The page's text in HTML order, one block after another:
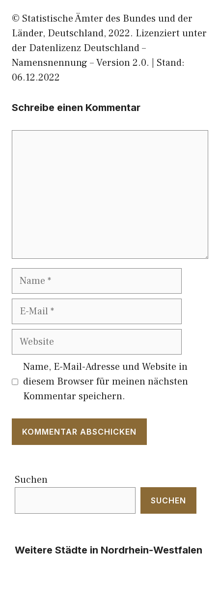
© Statistische Ämter des Bundes und der
Länder, Deutschland, 2022. Lizenziert unter
der Datenlizenz Deutschland –
Namensnennung – Version 2.0. | Stand:
06.12.2022
Schreibe einen Kommentar
Name
E-
Website
Name, E-Mail-Adresse und Website in
diesem Browser für meinen nächsten
Kommentar speichern.
Suchen
SUCHEN
Weitere Städte in Nordrhein-Westfalen